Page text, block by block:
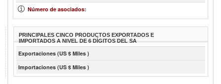
Número de asociados:
PRINCIPALES CINCO PRODUCTOS EXPORTADOS E
IMPORTADOS A NIVEL DE 6 DÍGITOS DEL SA
Exportaciones (US $ Miles )
Importaciones (US $ Miles )